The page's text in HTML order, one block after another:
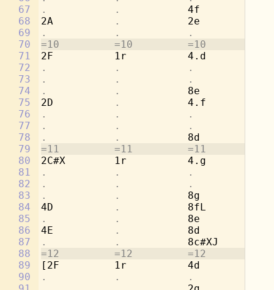
67
68
69
70
71
72
73
74
75
76
77
78
79
80
81
82
83
84
85
86
87
88
89
90
.           . 4f
2A
. 2e
.           .           .
=10         =10         =10
2F          1r          4.d
.           .           .
.           .           .
.           . 8e
2D
. 4.f
.           .           .
.           .           .
.           . 8d
=11         =11         =11
2C#X        1r          4.g
.           .           .
.           .           .
.           . 8g
4D
. 8fL
.           . 8e
4E
. 8d
.           . 8c#XJ
=12         =12         =12
[2F         1r          4d
.           .           .